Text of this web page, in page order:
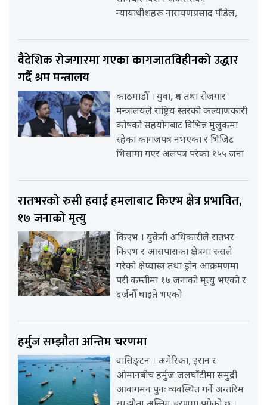
न्यायाधीशहरू नारायणप्रसाद पौडेल,
वैदेशिक रोजगारमा गएका कागजातविहीनको उद्धार
गर्दै श्रम मन्त्रालय
काठमाडौँ । युवा, श्रम तथा रोजगार
मन्त्रालयले राष्ट्रिय स्तरको कल्याणकारी
कोषको सहयोगबाट विभिन्न मुलुकमा
रहेका कागजपत्र नभएका र भिजिट
भिसामा गएर अलपत्र परेका १५५ जना
रातभरको रुसी हवाई हमलाबाट किएभ क्षेत्र प्रभावित,
१७ जनाको मृत्यु
किएभ । युक्रेनी अधिकारीले रातभर
किएभ र आसपासका क्षेत्रमा रुसले
गरेको क्षेप्यास्त्र तथा ड्रोन आक्रमणमा
परी कम्तीमा १७ जनाको मृत्यु भएको र
दर्जनौँ घाइते भएको
हर्मुज सम्झौता अन्तिम चरणमा
वासिङ्टन । अमेरिका, इरान र
ओमानबीच हर्मुज जलघाँटीमा समुद्री
आवागमन पुनः व्यवस्थित गर्ने अन्तरिम